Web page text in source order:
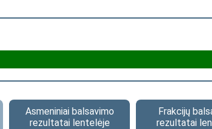
Asmeniniai balsavimo
rezultatai lentelėje
Frakcijų
rezultatai